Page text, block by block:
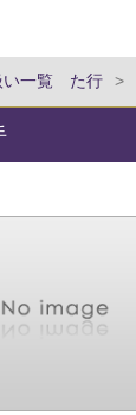
い一覧 た行 >